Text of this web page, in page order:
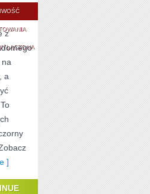
BEZ
CUKRU
z
a
]